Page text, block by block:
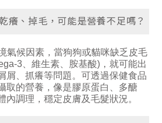
癢、掉毛，可能是營養不足嗎？
氣候因素，當狗狗或貓咪缺乏皮毛
3、維生素、胺基酸)，就可能出
屑、抓癢等問題。可透過保健食品
取的營養，像是膠原蛋白、 多醣
內調理，穩定皮膚及毛髮狀況。